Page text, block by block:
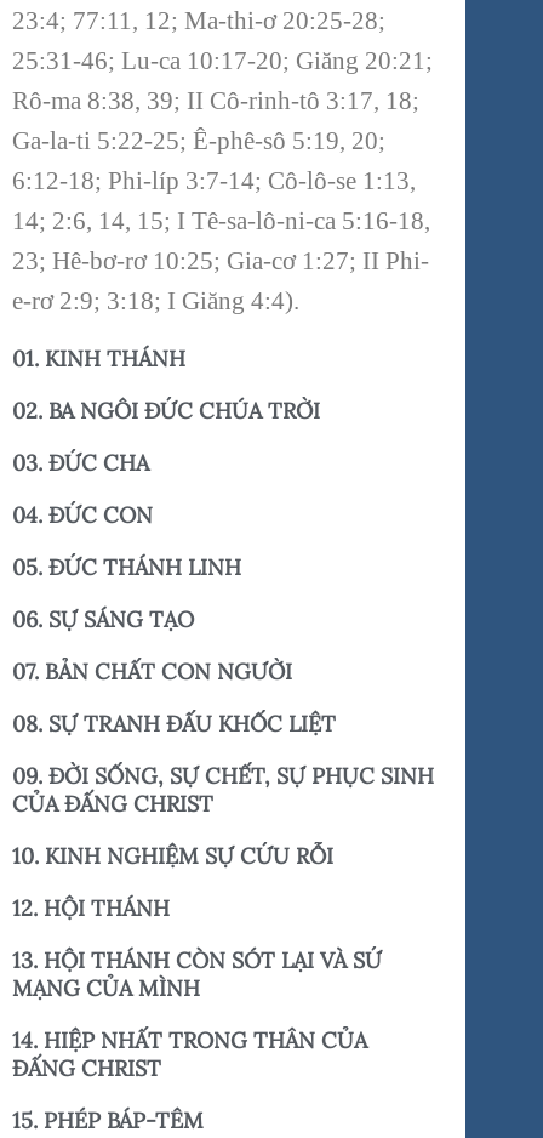
23:4; 77:11, 12; Ma-thi-ơ 20:25-28;
25:31-46; Lu-ca 10:17-20; Giăng 20:21;
Rô-ma 8:38, 39; II Cô-rinh-tô 3:17, 18;
Ga-la-ti 5:22-25; Ê-phê-sô 5:19, 20;
6:12-18; Phi-líp 3:7-14; Cô-lô-se 1:13,
14; 2:6, 14, 15; I Tê-sa-lô-ni-ca 5:16-18,
23; Hê-bơ-rơ 10:25; Gia-cơ 1:27; II Phi-
e-rơ 2:9; 3:18; I Giăng 4:4).
01. KINH THÁNH
02. BA NGÔI ĐỨC CHÚA TRỜI
03. ĐỨC CHA
04. ĐỨC CON
05. ĐỨC THÁNH LINH
06. SỰ SÁNG TẠO
07. BẢN CHẤT CON NGƯỜI
08. SỰ TRANH ĐẤU KHỐC LIỆT
09. ĐỜI SỐNG, SỰ CHẾT, SỰ PHỤC SINH
CỦA ĐẤNG CHRIST
10. KINH NGHIỆM SỰ CỨU RỖI
12. HỘI THÁNH
13. HỘI THÁNH CÒN SÓT LẠI VÀ SỨ
MẠNG CỦA MÌNH
14. HIỆP NHẤT TRONG THÂN CỦA
ĐẤNG CHRIST
15. PHÉP BÁP-TÊM